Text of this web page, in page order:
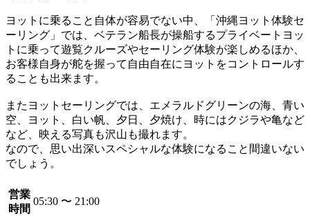
ヨットに乗ること自体が容易でない中、「沖縄ヨット体験セ
ーリング」では、ベテラン船長が操船するプライベートヨッ
トに乗って遊覧クルーズやセーリング体験が楽しめるほか、
お客様自身が舵を握って自由自在にヨットをコントロールす
ることも出来ます。
またヨットセーリングでは、エメラルドグリーンの海、青い
空、ヨット、白い帆、夕日、夕焼け、時にはクジラや亀など
など、映える写真も沢山も撮れます。
なので、思い出深いスペシャルな体験になること間違いない
でしょう。
営業
時間
05:30 〜 21:00